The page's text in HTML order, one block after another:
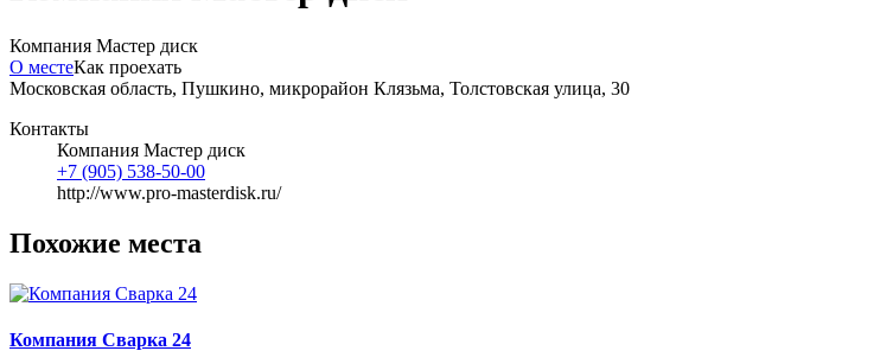
Компания Мастер диск
О местеКак проехать
Московская область, Пушкино, микрорайон Клязьма, Толстовская улица, 30
Контакты
Компания Мастер диск
+7 (905) 538-50-00
http://www.pro-masterdisk.ru/
Похожие места
Компания Сварка 24